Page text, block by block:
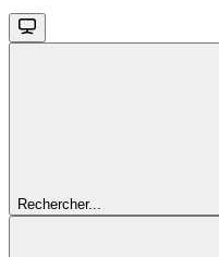
Rechercher...